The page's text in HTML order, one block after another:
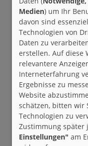
Medien) um Ihr
davon sind
Technologien von
Daten zu
erstellen. Auf diese
relevantere
Interneterfahrung
Ergebnisse zu
Website
schätzen, bitten wir
Technologien zu
Zustimmung später
Einstellungen" am